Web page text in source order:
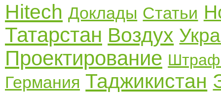
Hitech Доклады Статьи
Татарстан Воздух
Проектирование
Германия Таджикистан